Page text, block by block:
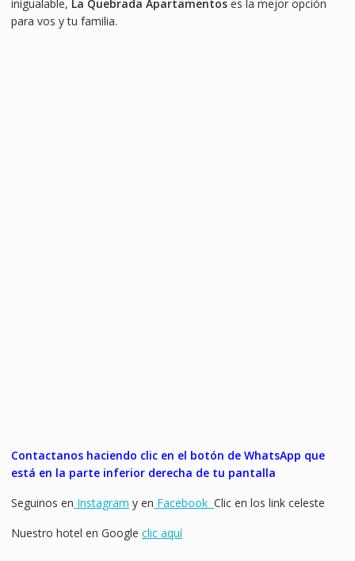
inigualable, La Quebrada Apartamentoses la mejor opción
para vos y tu familia.
Contactanos haciendo clic en el botón de WhatsApp que
está en la parte inferior derecha de tu pantalla
Seguinos en Instagram y en Facebook Clic en los link celeste
Nuestro hotel en Google clic aquí